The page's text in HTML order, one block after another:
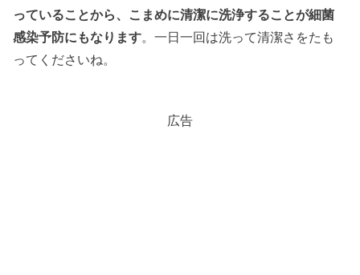
っていることから、こまめに清潔に洗浄することが細菌
感染予防にもなります 。一日一回は洗って清潔さをたも
ってくださいね。
広告